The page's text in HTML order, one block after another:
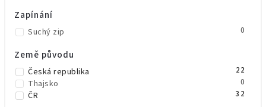
Zapínání
Suchý zip 0
Země původu
Česká republika 22
Thajsko 0
ČR 32